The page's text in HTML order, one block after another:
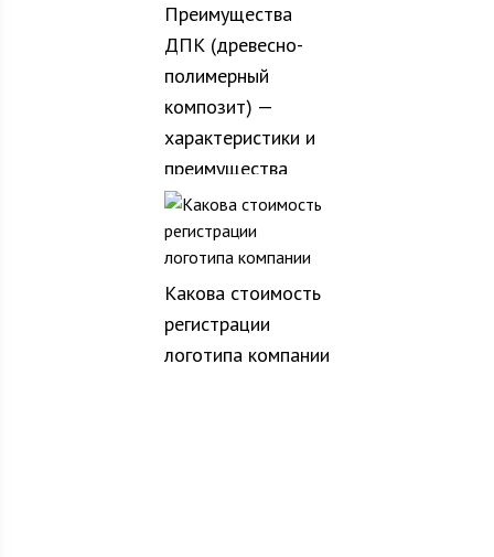
Преимущества
ДПК (древесно-
полимерный
композит) —
характеристики и
преимущества
Какова стоимость
регистрации
логотипа компании